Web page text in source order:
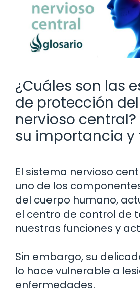
¿Cuáles son las
de protección
nervioso
su importancia y
El sistema nervioso
uno de los
del cuerpo humano,
el centro de control de
nuestras funciones y
Sin embargo, su
lo hace vulnerable a
enfermedades.